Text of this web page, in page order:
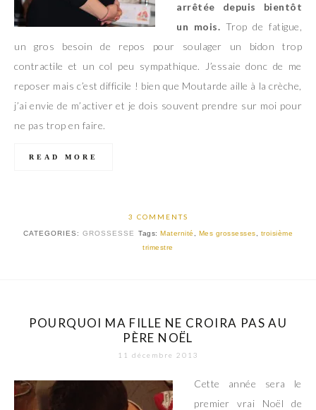
arrêtée depuis bientôt
un mois. Trop de fatigue,
un gros besoin de repos pour soulager un bidon trop
contractile et un col peu sympathique. J’essaie donc de me
reposer mais c’est difficile ! bien que Moutarde aille à la crèche,
j’ai envie de m’activer et je dois souvent prendre sur moi pour
ne pas trop en faire.
READ MORE
3 COMMENTS
CATEGORIES: GROSSESSE Tags: Maternité Mes grossesses
troisième
trimestre
POURQUOI MA FILLE NE CROIRA PAS AU
PÈRE NOËL
11 décembre 2013
Cette année sera le
premier vrai Noël de